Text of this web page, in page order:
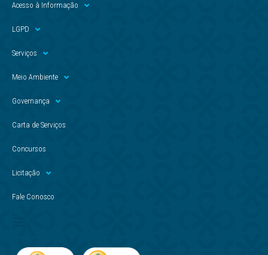
Acesso à Informação
LGPD
Serviços
Meio Ambiente
Governança
Carta de Serviços
Concursos
Licitação
Fale Conosco